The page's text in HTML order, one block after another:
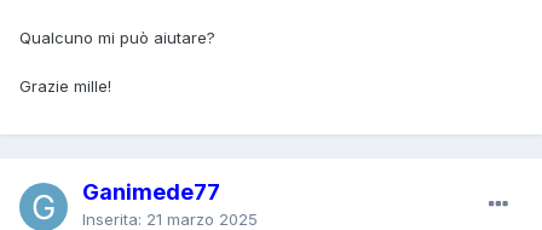
Qualcuno mi può aiutare?
Grazie mille!
Ganimede77
Inserita: 21 marzo 2025